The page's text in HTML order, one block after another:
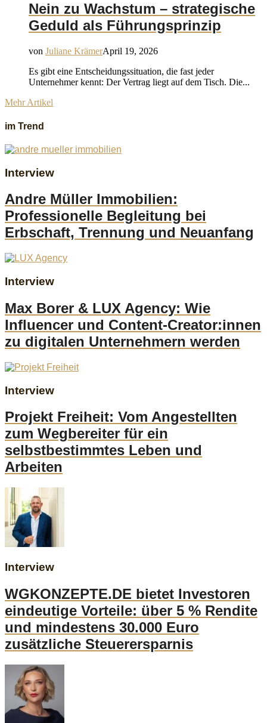
Nein zu Wachstum – strategische
Geduld als Führungsprinzip
von Juliane KrämerApril 19, 2026
Es gibt eine Entscheidungssituation, die fast jeder
Unternehmer kennt: Der Vertrag liegt auf dem Tisch. Die...
Mehr Artikel
im Trend
Interview
Andre Müller Immobilien:
Professionelle Begleitung bei
Erbschaft, Trennung und Neuanfang
Interview
Max Borer & LUX Agency: Wie
Influencer und Content-Creator:innen
zu digitalen Unternehmern werden
Interview
Projekt Freiheit: Vom Angestellten
zum Wegbereiter für ein
selbstbestimmtes Leben und
Arbeiten
Interview
WGKONZEPTE.DE bietet Investoren
eindeutige Vorteile: über 5 % Rendite
und mindestens 30.000 Euro
zusätzliche Steuerersparnis